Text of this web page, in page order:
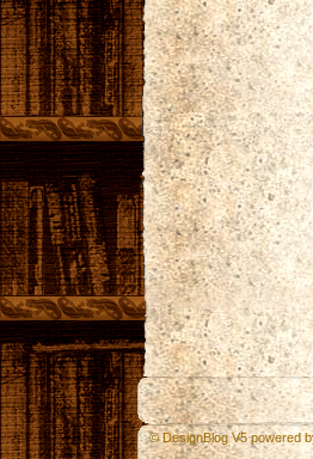
© DesignBlog V5 powered